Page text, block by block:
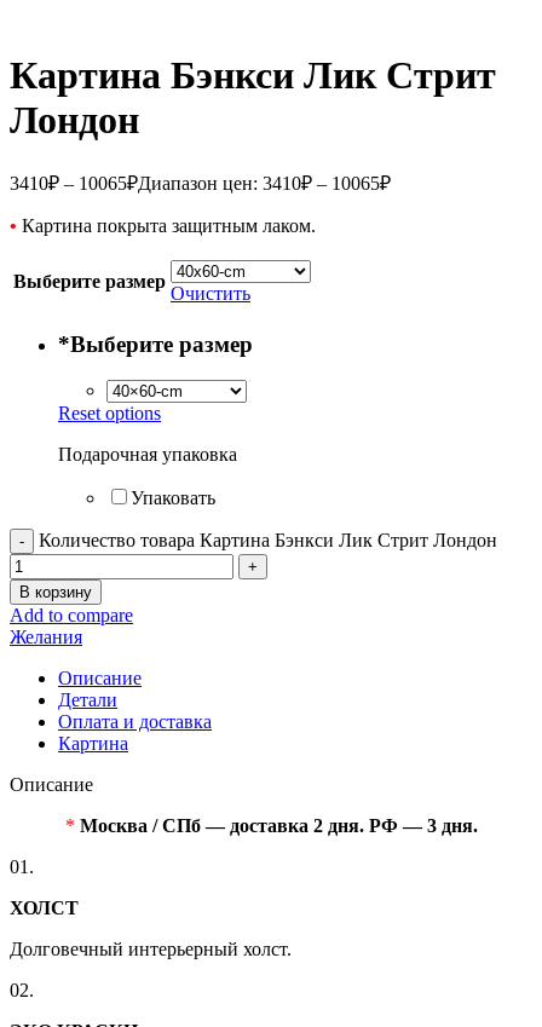
Картина Бэнкси Лик Стрит
Лондон
3410₽ – 10065₽Диапазон цен: 3410₽ – 10065₽
• Картина покрыта защитным лаком.
Выберите размер
Очистить
*Выберите размер
Reset options
Подарочная упаковка
Упаковать
Количество товара Картина Бэнкси Лик Стрит Лондон
В корзину
Add to compare
Желания
Описание
Детали
Оплата и доставка
Картина
Описание
* Москва / СПб — доставка 2 дня. РФ — 3 дня.
01.
ХОЛСТ
Долговечный интерьерный холст.
02.